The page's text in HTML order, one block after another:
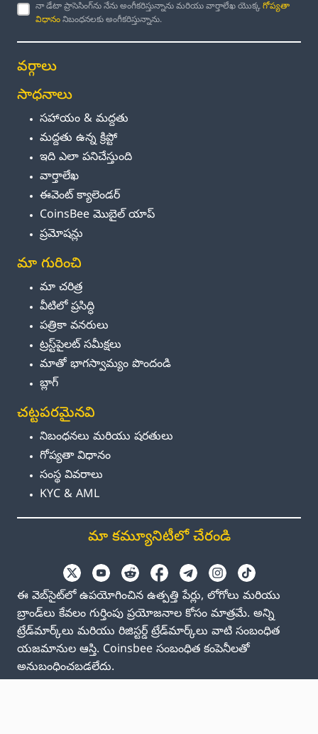
నా డేటా ప్రాసెసింగ్‌ను నేను అంగీకరిస్తున్నాను మరియు వార్తాలేఖ యొక్కగోప్యతా
విధానంనిబంధనలకు అంగీకరిస్తున్నాను.
వర్గాలు
సాధనాలు
సహాయం & మద్దతు
మద్దతు ఉన్న క్రిప్టో
ఇది ఎలా పనిచేస్తుంది
వార్తాలేఖ
ఈవెంట్ క్యాలెండర్
CoinsBee మొబైల్ యాప్
ప్రమోషన్లు
మా గురించి
మా చరిత్ర
వీటిలో ప్రసిద్ధి
పత్రికా వనరులు
ట్రస్ట్‌పైలట్ సమీక్షలు
మాతో భాగస్వామ్యం పొందండి
బ్లాగ్
చట్టపరమైనవి
నిబంధనలు మరియు షరతులు
గోప్యతా విధానం
సంస్థ వివరాలు
KYC & AML
మా కమ్యూనిటీలో చేరండి
ఈ వెబ్‌సైట్‌లో ఉపయోగించిన ఉత్పత్తి పేర్లు, లోగోలు మరియు
బ్రాండ్‌లు కేవలం గుర్తింపు ప్రయోజనాల కోసం మాత్రమే. అన్ని
ట్రేడ్‌మార్క్‌లు మరియు రిజిస్టర్డ్ ట్రేడ్‌మార్క్‌లు వాటి సంబంధిత
యజమానుల ఆస్తి. Coinsbee సంబంధిత కంపెనీలతో
అనుబంధించబడలేదు.